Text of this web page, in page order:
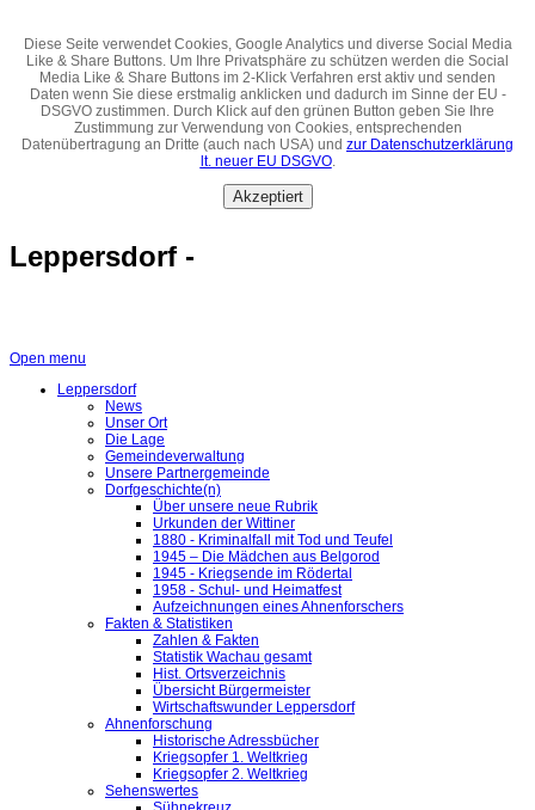
Diese Seite verwendet Cookies, Google Analytics und diverse Social Media
Like & Share Buttons. Um Ihre Privatsphäre zu schützen werden die Social
Media Like & Share Buttons im 2-Klick Verfahren erst aktiv und senden
Daten wenn Sie diese erstmalig anklicken und dadurch im Sinne der EU -
DSGVO zustimmen. Durch Klick auf den grünen Button geben Sie Ihre
Zustimmung zur Verwendung von Cookies, entsprechenden
Datenübertragung an Dritte (auch nach USA) und zur Datenschutzerklärung
lt. neuer EU DSGVO.
Akzeptiert
Leppersdorf -
Open menu
Leppersdorf
News
Unser Ort
Die Lage
Gemeindeverwaltung
Unsere Partnergemeinde
Dorfgeschichte(n)
Über unsere neue Rubrik
Urkunden der Wittiner
1880 - Kriminalfall mit Tod und Teufel
1945 – Die Mädchen aus Belgorod
1945 - Kriegsende im Rödertal
1958 - Schul- und Heimatfest
Aufzeichnungen eines Ahnenforschers
Fakten & Statistiken
Zahlen & Fakten
Statistik Wachau gesamt
Hist. Ortsverzeichnis
Übersicht Bürgermeister
Wirtschaftswunder Leppersdorf
Ahnenforschung
Historische Adressbücher
Kriegsopfer 1. Weltkrieg
Kriegsopfer 2. Weltkrieg
Sehenswertes